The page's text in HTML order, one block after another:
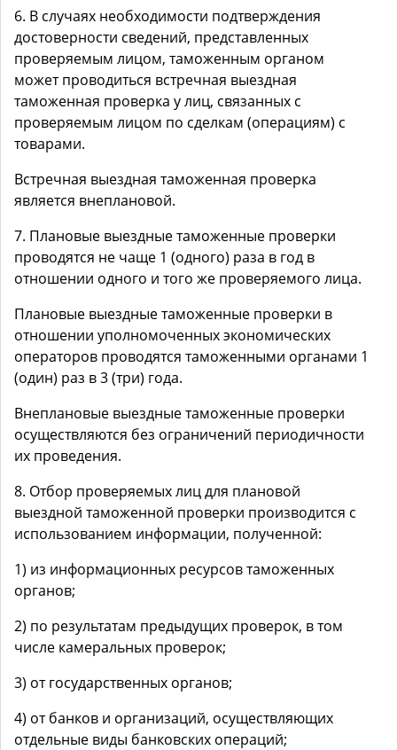
6. В случаях необходимости подтверждения
достоверности сведений, представленных
проверяемым лицом, таможенным органом
может проводиться встречная выездная
таможенная проверка у лиц, связанных с
проверяемым лицом по сделкам (операциям) с
товарами.
Встречная выездная таможенная проверка
является внеплановой.
7. Плановые выездные таможенные проверки
проводятся не чаще 1 (одного) раза в год в
отношении одного и того же проверяемого лица.
Плановые выездные таможенные проверки в
отношении уполномоченных экономических
операторов проводятся таможенными органами 1
(один) раз в 3 (три) года.
Внеплановые выездные таможенные проверки
осуществляются без ограничений периодичности
их проведения.
8. Отбор проверяемых лиц для плановой
выездной таможенной проверки производится с
использованием информации, полученной:
1) из информационных ресурсов таможенных
органов;
2) по результатам предыдущих проверок, в том
числе камеральных проверок;
3) от государственных органов;
4) от банков и организаций, осуществляющих
отдельные виды банковских операций;